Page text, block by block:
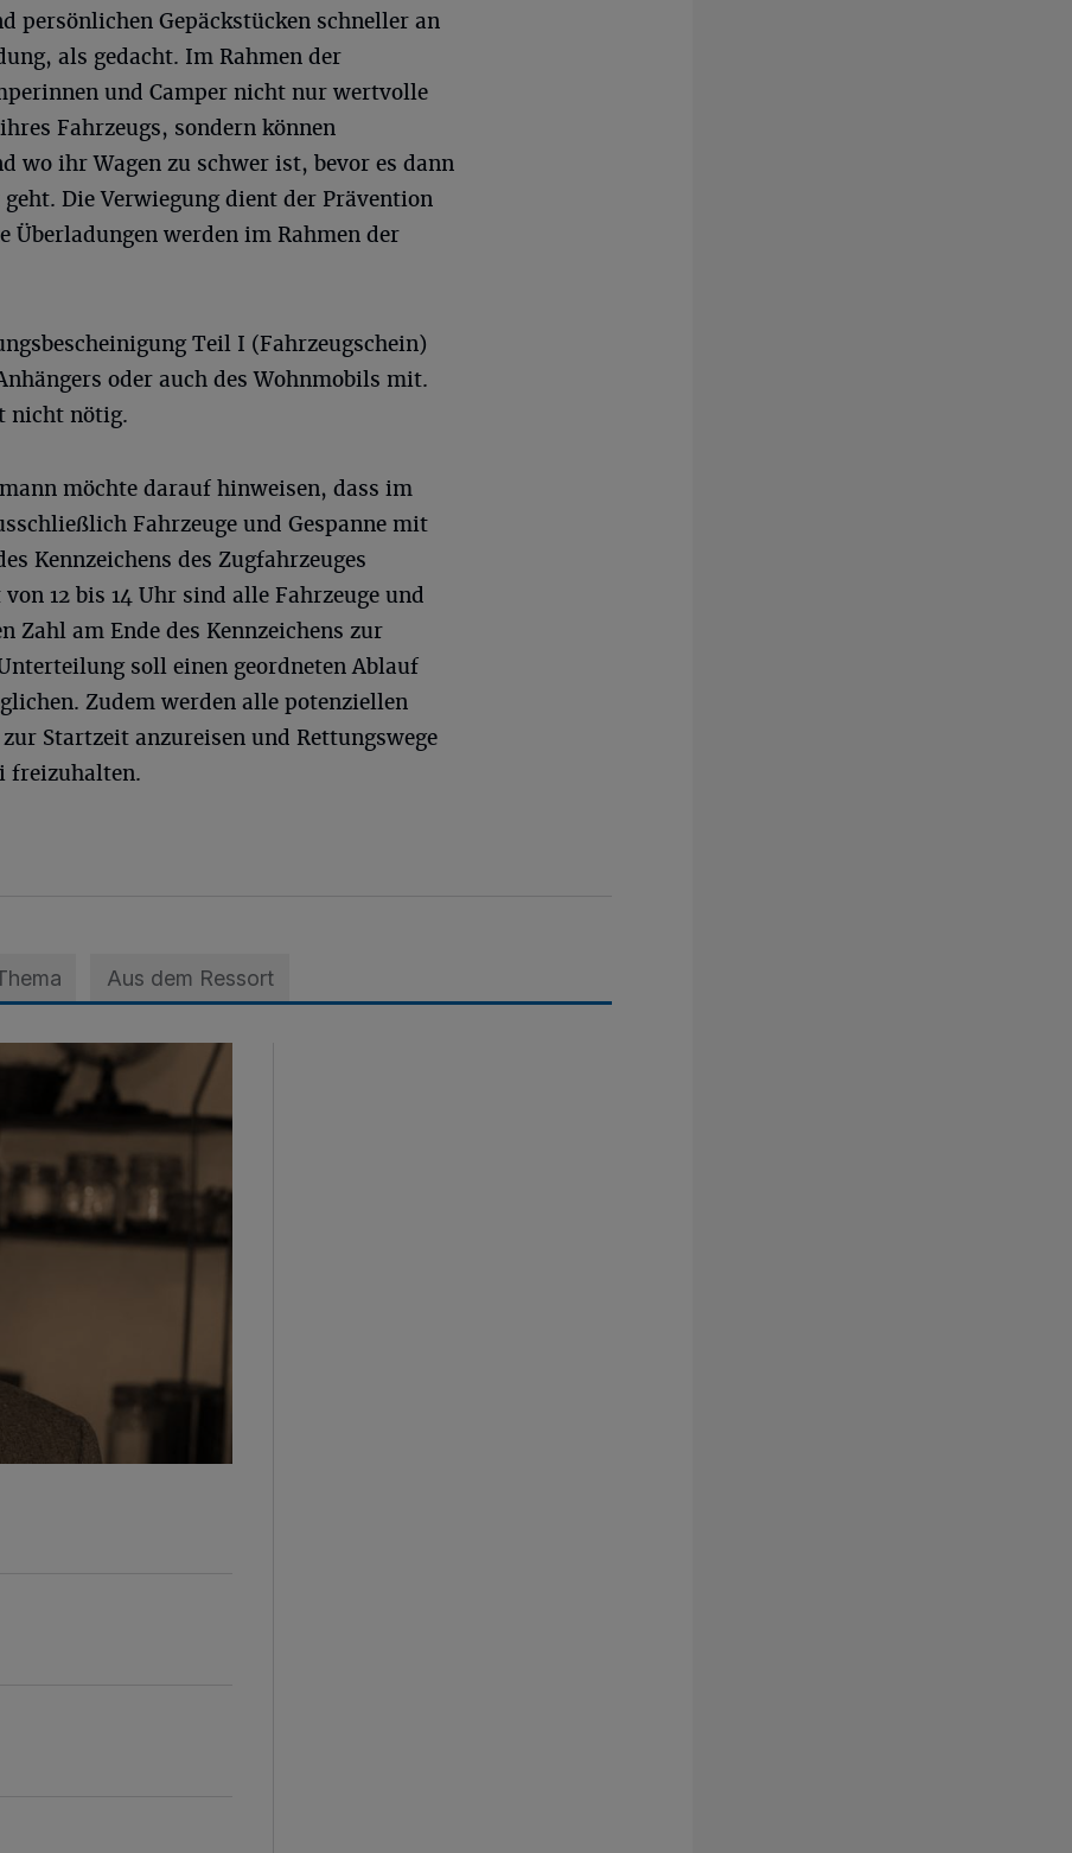
persönlichen Gepäckstücken schneller an
als gedacht. Im Rahmen der
und Camper nicht nur wertvolle
Fahrzeugs, sondern können
wo ihr Wagen zu schwer ist, bevor es dann
Die Verwiegung dient der Prävention
werden im Rahmen der
Teil I (Fahrzeugschein)
oder auch des Wohnmobils mit.
nicht nötig.
möchte darauf hinweisen, dass im
Fahrzeuge und Gespanne mit
Kennzeichens des Zugfahrzeuges
12 bis 14 Uhr sind alle Fahrzeuge und
Zahl am Ende des Kennzeichens zur
soll einen geordneten Ablauf
Zudem werden alle potenziellen
Startzeit anzureisen und Rettungswege
freizuhalten.
Aus dem Ressort